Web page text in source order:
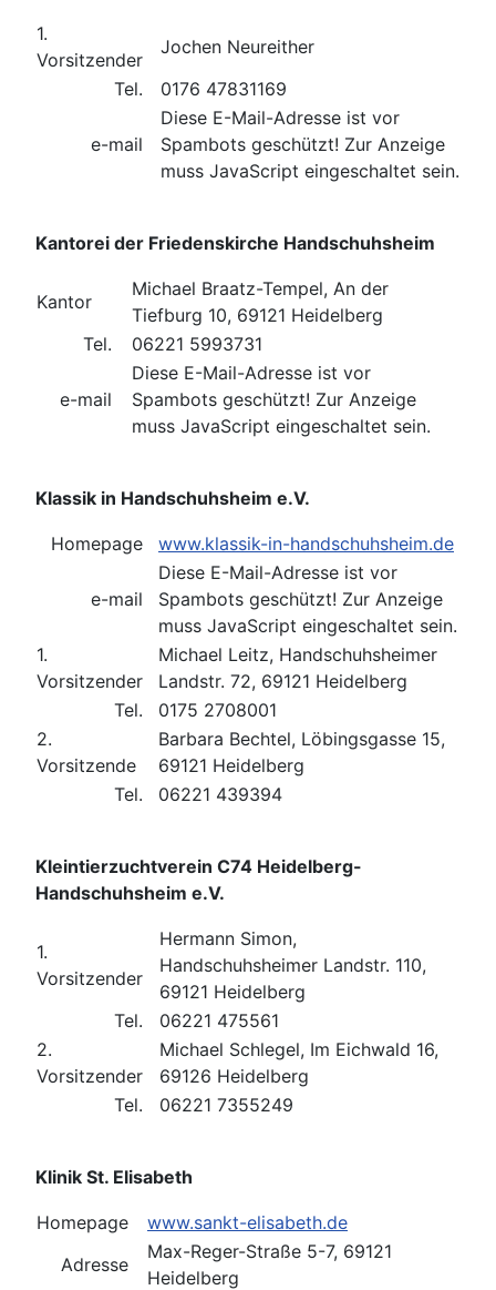
1.
Vorsitzender
Jochen Neureither
Tel.
0176 47831169
e-mail
Diese E-Mail-Adresse ist vor
Spambots geschützt! Zur Anzeige
muss JavaScript eingeschaltet sein.
Kantorei der Friedenskirche Handschuhsheim
Kantor
Michael Braatz-Tempel, An der
Tiefburg 10, 69121 Heidelberg
Tel.
06221 5993731
e-mail
Diese E-Mail-Adresse ist vor
Spambots geschützt! Zur Anzeige
muss JavaScript eingeschaltet sein.
Klassik in Handschuhsheim e.V.
Homepage www.klassik-in-handschuhsheim.de
e-mail
Diese E-Mail-Adresse ist vor
Spambots geschützt! Zur Anzeige
muss JavaScript eingeschaltet sein.
1.
Vorsitzender
Michael Leitz, Handschuhsheimer
Landstr. 72, 69121 Heidelberg
Tel.
0175 2708001
2.
Vorsitzende
Barbara Bechtel, Löbingsgasse 15,
69121 Heidelberg
Tel.
06221 439394
Kleintierzuchtverein C74 Heidelberg-
Handschuhsheim e.V.
1.
Vorsitzender
Hermann Simon,
Handschuhsheimer Landstr. 110,
69121 Heidelberg
Tel.
06221 475561
2.
Vorsitzender
Michael Schlegel, Im Eichwald 16,
69126 Heidelberg
Tel.
06221 7355249
Klinik St. Elisabeth
Homepage
www.sankt-elisabeth.de
Adresse
Max-Reger-Straße 5-7, 69121
Heidelberg